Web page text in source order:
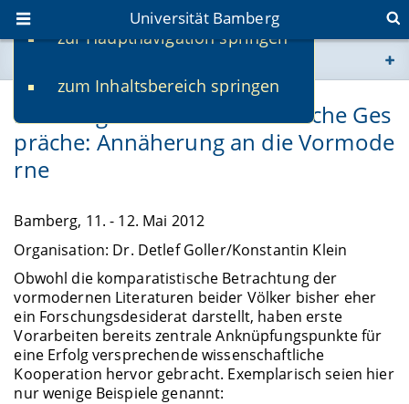
zur Hauptnavigation springen
zum Inhaltsbereich springen
Universität Bamberg
www.uni-bamberg.de
univis.uni-bamberg.de
Bamberger Deutsch-Armenische Ges
präche: Annäherung an die Vormode
rne
Bamberg, 11. - 12. Mai 2012
Organisation: Dr. Detlef Goller/Konstantin Klein
Obwohl die komparatistische Betrachtung der
vormodernen Literaturen beider Völker bisher eher
ein Forschungsdesiderat darstellt, haben erste
Vorarbeiten bereits zentrale Anknüpfungspunkte für
eine Erfolg versprechende wissenschaftliche
Kooperation hervor gebracht. Exemplarisch seien hier
nur wenige Beispiele genannt: